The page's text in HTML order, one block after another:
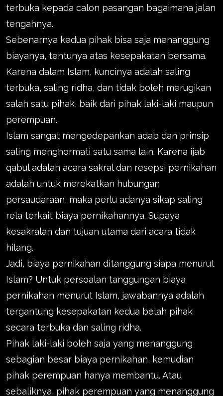
terbuka kepada calon pasangan bagaimana jalan
tengahnya.
Sebenarnya kedua pihak bisa saja menanggung
biayanya, tentunya atas kesepakatan bersama.
Karena dalam Islam, kuncinya adalah saling
terbuka, saling ridha, dan tidak boleh merugikan
salah satu pihak, baik dari pihak laki-laki maupun
perempuan.
Islam sangat mengedepankan adab dan prinsip
saling menghormati satu sama lain. Karena ijab
qabul adalah acara sakral dan resepsi pernikahan
adalah untuk merekatkan hubungan
persaudaraan, maka perlu adanya sikap saling
rela terkait biaya pernikahannya. Supaya
kesakralan dan tujuan utama dari acara tidak
hilang.
Jadi, biaya pernikahan ditanggung siapa menurut
Islam? Untuk persoalan tanggungan biaya
pernikahan menurut Islam, jawabannya adalah
tergantung kesepakatan kedua belah pihak
secara terbuka dan saling ridha.
Pihak laki-laki boleh saja yang menanggung
sebagian besar biaya pernikahan, kemudian
pihak perempuan hanya membantu. Atau
sebaliknya, pihak perempuan yang menanggung